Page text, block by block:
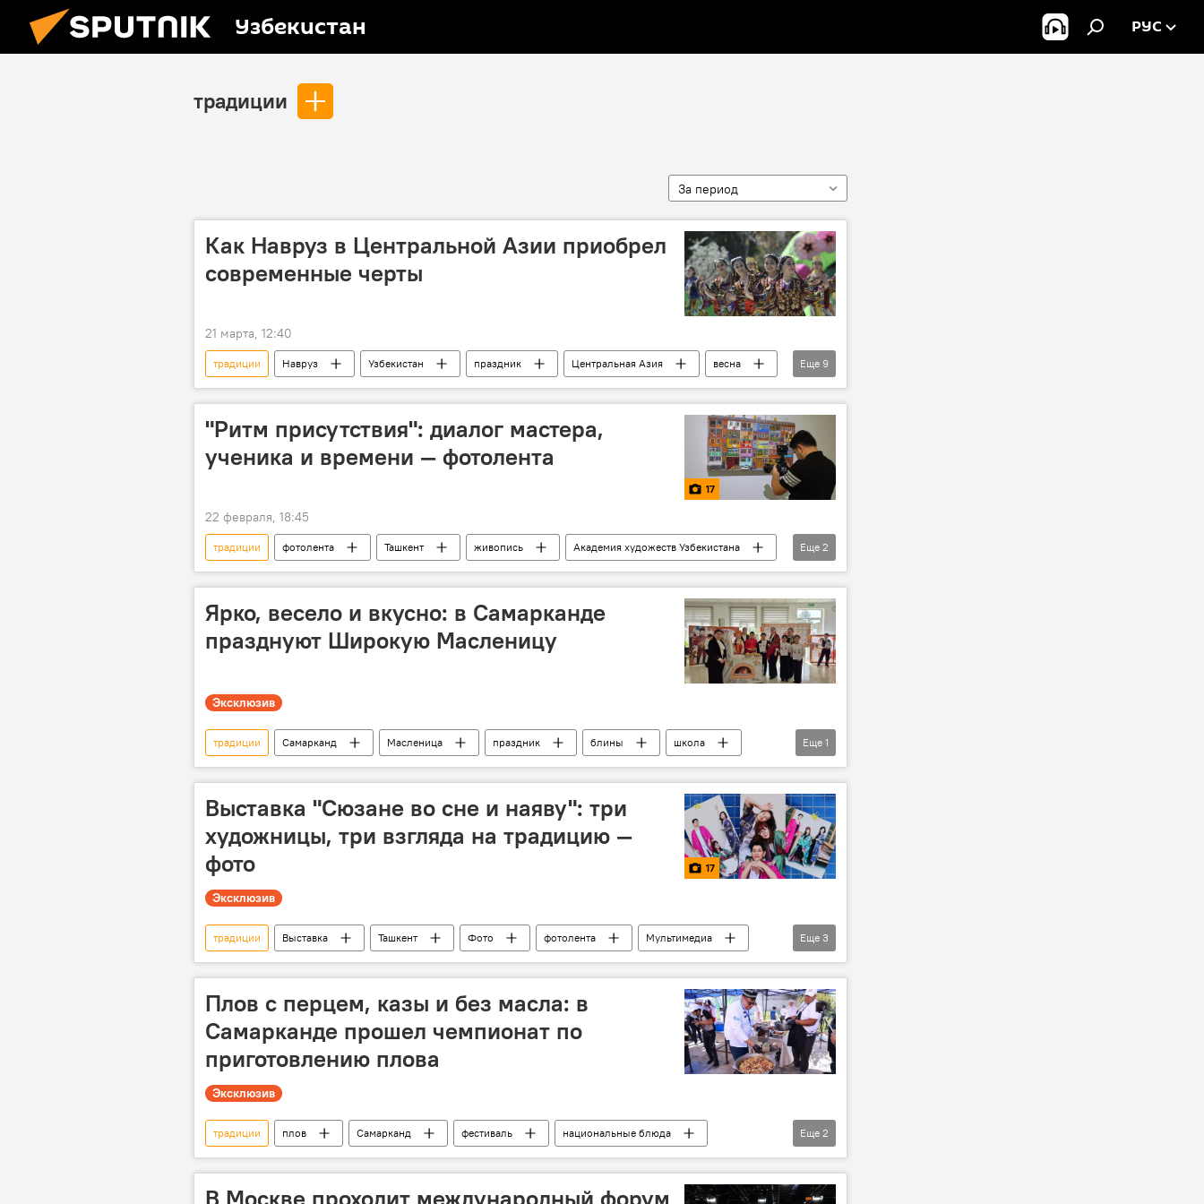
Узбекистан РУС
традиции
За период
Как Навруз в Центральной Азии приобрел
современные черты
21 марта, 12:40
традиции Навруз Узбекистан праздник Центральная Азия
весна
Новый год
обычаи Кыргызстан Казахстан
Таджикистан
Еще 9
"Ритм присутствия": диалог мастера,
ученика и времени — фотолента
17
22 февраля, 18:45
традиции фотолента Ташкент живопись
Академия художеств Узбекистана
Выставка
искусство
Еще 2
Ярко, весело и вкусно: в Самарканде
празднуют Широкую Масленицу
Эксклюзив
традиции Самарканд Масленица праздник блины
школа
культурные ценности
Еще 1
Выставка "Сюзане во сне и наяву": три
художницы, три взгляда на традицию —
фото
17
Эксклюзив
традиции Выставка Ташкент Фото фотолента
Мультимедиа
шелк
Узбекские традиции эксклюзив
Еще 3
Плов с перцем, казы и без масла: в
Самарканде прошел чемпионат по
приготовлению плова
Эксклюзив
традиции плов Самарканд фестиваль
национальные блюда
Узбекистан
Узбекская кухня
Еще 2